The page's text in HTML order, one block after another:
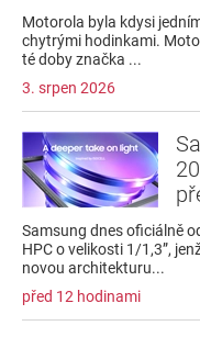
Motorola byla kdysi
chytrými hodinkami.
té doby značka ...
3. srpen 2026
Samsung dnes oficiálně
HPC o velikosti 1/1,3”,
novou architekturu...
před 12 hodinami